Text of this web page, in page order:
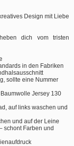
Design mit Liebe
dich vom tristen
in den Fabriken
sollte eine Nummer
Jersey 130
auf links waschen und
und auf der Leine
schont Farben und